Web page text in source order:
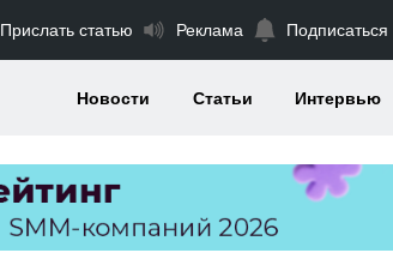
Прислать статью Реклама
Новости Статьи Интервью